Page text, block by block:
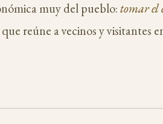
muy del pueblo:tomar el
reúne a vecinos y visitantes